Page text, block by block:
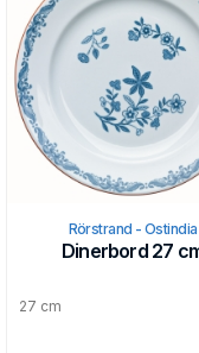
Rörstrand - Ostindia
Dinerbord 27
27 cm